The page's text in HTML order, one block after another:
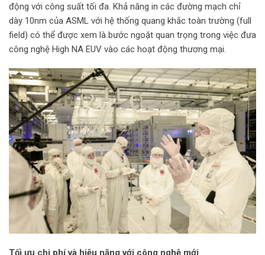
động với công suất tối đa. Khả năng in các đường mạch chỉ
dày 10nm của ASML với hệ thống quang khắc toàn trường (full
field) có thể được xem là bước ngoặt quan trọng trong việc đưa
công nghệ High NA EUV vào các hoạt động thương mại.
Tối ưu chi phí và hiệu năng với công nghệ mới